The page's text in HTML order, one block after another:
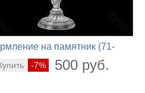
на памятник (71-
-7% 500 руб.